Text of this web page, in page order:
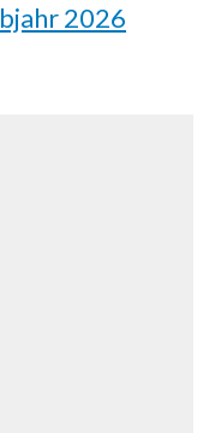
2026